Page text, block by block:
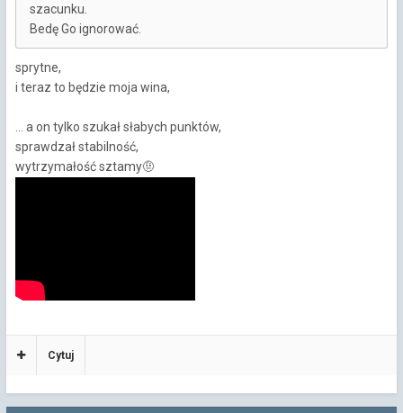
szacunku.
Bedę Go ignorować.
sprytne,
i teraz to będzie moja wina,
... a on tylko szukał słabych punktów,
sprawdzał stabilność,
wytrzymałość sztamy🤨
Cytuj